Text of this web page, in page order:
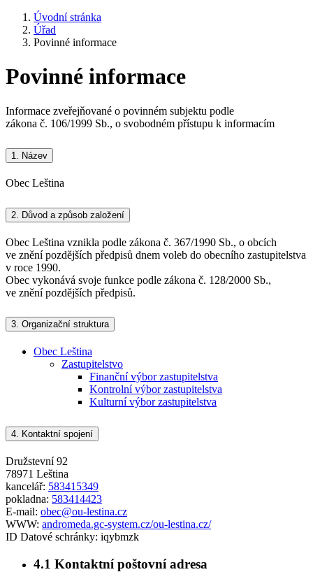
Úvodní stránka
Úřad
Povinné informace
Povinné informace
Informace zveřejňované o povinném subjektu podle
zákona č. 106/1999 Sb., o svobodném přístupu k informacím
1. Název
Obec Leština
2. Důvod a způsob založení
Obec Leština vznikla podle zákona č. 367/1990 Sb., o obcích
ve znění pozdějších předpisů dnem voleb do obecního zastupitelstva
v roce 1990.
Obec vykonává svoje funkce podle zákona č. 128/2000 Sb.,
ve znění pozdějších předpisů.
3. Organizační struktura
Obec Leština
Zastupitelstvo
Finanční výbor zastupitelstva
Kontrolní výbor zastupitelstva
Kulturní výbor zastupitelstva
4. Kontaktní spojení
Družstevní 92
78971 Leština
kancelář: 583415349
pokladna: 583414423
E-mail: obec@ou-lestina.cz
WWW: andromeda.gc-system.cz/ou-lestina.cz/
ID Datové schránky: iqybmzk
4.1 Kontaktní poštovní adresa